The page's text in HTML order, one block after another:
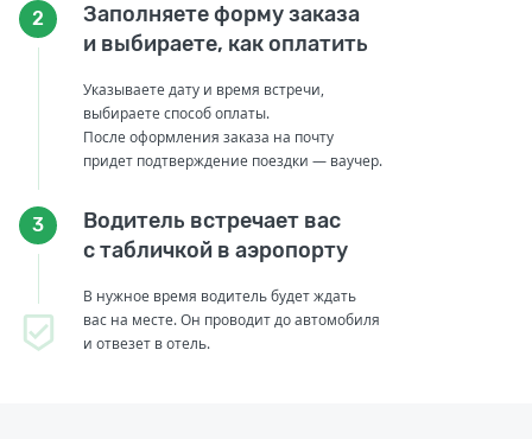
2
Заполняете форму заказа
и выбираете, как оплатить
Указываете дату и время встречи,
выбираете способ оплаты.
После оформления заказа на почту
придет подтверждение поездки — ваучер.
3
Водитель встречает вас
с табличкой в аэропорту
В нужное время водитель будет ждать
вас на месте. Он проводит до автомобиля
и отвезет в отель.